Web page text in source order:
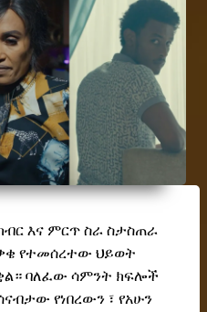
እና ምርጥ ስራ ስታስጠራ
የተመሰረተው ህይወት
ባለፈው ሳምንት ክፍሎች
የነበረውን ፣ የአሁን